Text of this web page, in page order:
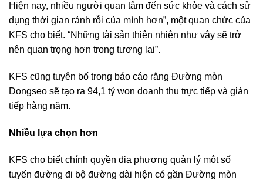
Hiện nay, nhiều người quan tâm đến sức khỏe và cách sử
dụng thời gian rảnh rỗi của mình hơn”, một quan chức của
KFS cho biết. “Những tài sản thiên nhiên như vậy sẽ trở
nên quan trọng hơn trong tương lai”.
KFS cũng tuyên bố trong báo cáo rằng Đường mòn
Dongseo sẽ tạo ra 94,1 tỷ won doanh thu trực tiếp và gián
tiếp hàng năm.
Nhiều lựa chọn hơn
KFS cho biết chính quyền địa phương quản lý một số
tuyến đường đi bộ đường dài hiện có gần Đường mòn